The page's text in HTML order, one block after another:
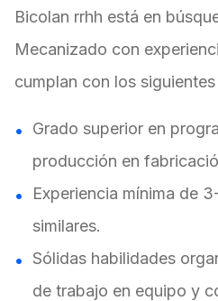
Bicolan rrhh está en
Mecanizado con
cumplan con los
Grado superior en
producción en
Experiencia mínima de
similares.
Sólidas habilidades
de trabajo en equipo y